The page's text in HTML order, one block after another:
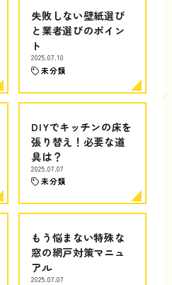
失敗しない壁紙選び
と業者選びのポイン
ト
2025.07.10
未分類
DIYでキッチンの床を
張り替え！必要な道
具は？
2025.07.07
未分類
もう悩まない特殊な
窓の網戸対策マニュ
アル
2025.07.07